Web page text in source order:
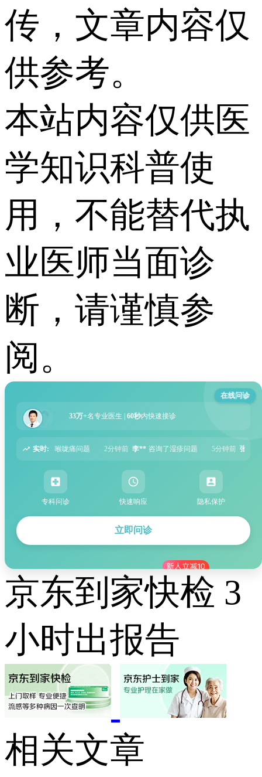
传，文章内容仅
供参考。
本站内容仅供医
学知识科普使
用，不能替代执
业医师当面诊
断，请谨慎参
阅。
在线问诊
33万+名专业医生 | 60秒内快速接诊
实时:
2分钟前 李** 咨询了湿疹问题 5分钟前 张** 咨询了过敏性鼻炎问题 6分钟
专科问诊 快速响应 隐私保护
立即问诊
京东到家快检 3
小时出报告
相关文章